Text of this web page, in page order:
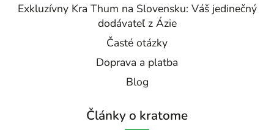
Exkluzívny Kra Thum na Slovensku: Váš jedinečný
dodávateľ z Ázie
Časté otázky
Doprava a platba
Blog
Články o kratome